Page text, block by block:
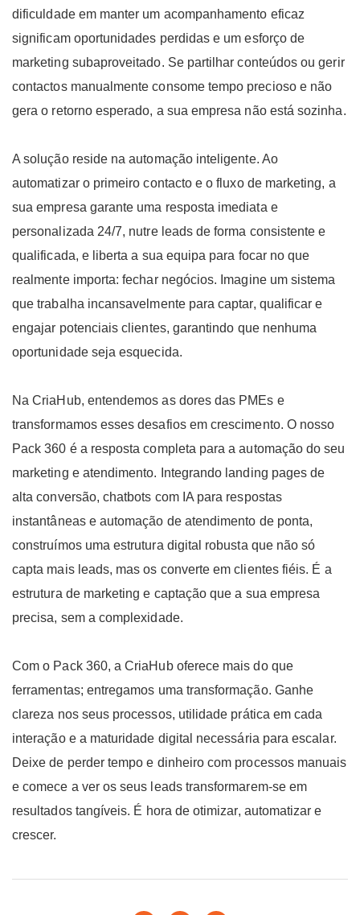
dificuldade em manter um acompanhamento eficaz
significam oportunidades perdidas e um esforço de
marketing subaproveitado. Se partilhar conteúdos ou gerir
contactos manualmente consome tempo precioso e não
gera o retorno esperado, a sua empresa não está sozinha.
A solução reside na automação inteligente. Ao
automatizar o primeiro contacto e o fluxo de marketing, a
sua empresa garante uma resposta imediata e
personalizada 24/7, nutre leads de forma consistente e
qualificada, e liberta a sua equipa para focar no que
realmente importa: fechar negócios. Imagine um sistema
que trabalha incansavelmente para captar, qualificar e
engajar potenciais clientes, garantindo que nenhuma
oportunidade seja esquecida.
Na CriaHub, entendemos as dores das PMEs e
transformamos esses desafios em crescimento. O nosso
Pack 360 é a resposta completa para a automação do seu
marketing e atendimento. Integrando landing pages de
alta conversão, chatbots com IA para respostas
instantâneas e automação de atendimento de ponta,
construímos uma estrutura digital robusta que não só
capta mais leads, mas os converte em clientes fiéis. É a
estrutura de marketing e captação que a sua empresa
precisa, sem a complexidade.
Com o Pack 360, a CriaHub oferece mais do que
ferramentas; entregamos uma transformação. Ganhe
clareza nos seus processos, utilidade prática em cada
interação e a maturidade digital necessária para escalar.
Deixe de perder tempo e dinheiro com processos manuais
e comece a ver os seus leads transformarem-se em
resultados tangíveis. É hora de otimizar, automatizar e
crescer.